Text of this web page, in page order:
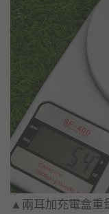
▲兩耳加充電盒重